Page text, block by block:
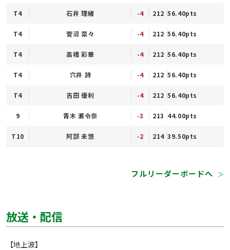
T4 石井 理緒 -4 212 56.40pts
T4 菅沼 菜々 -4 212 56.40pts
T4 高橋 彩華 -4 212 56.40pts
T4 穴井 詩 -4 212 56.40pts
T4 吉田 優利 -4 212 56.40pts
9 青木 瀬令奈 -3 213 44.00pts
T10 阿部 未悠 -2 214 39.50pts
フルリーダーボードへ ＞
放送・配信
【地上波】